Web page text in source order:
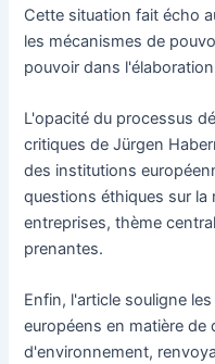
Cette situation fait écho
les mécanismes de
pouvoir dans
L'opacité du processus
critiques de Jürgen
des institutions
questions éthiques sur la
entreprises, thème
prenantes.
Enfin, l'article souligne
européens en matière de
d'environnement,